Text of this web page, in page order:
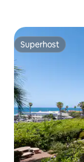
Superhost
Superhost